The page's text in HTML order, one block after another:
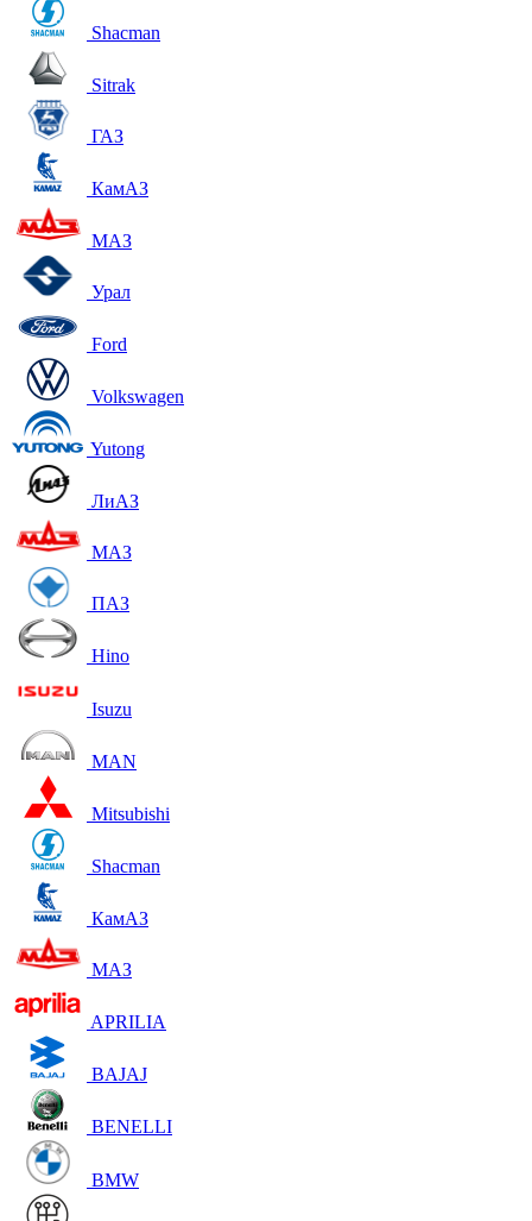
Shacman
Sitrak
ГАЗ
КамАЗ
МАЗ
Урал
Ford
Volkswagen
Yutong
ЛиАЗ
МАЗ
ПАЗ
Hino
Isuzu
MAN
Mitsubishi
Shacman
КамАЗ
МАЗ
APRILIA
BAJAJ
BENELLI
BMW